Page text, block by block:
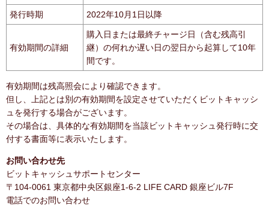
発行時期 2022年10月1日以降
有効期間の詳細
購入日または最終チャージ日（含む残高引
継）の何れか遅い日の翌日から起算して10年
間です。
有効期間は残高照会により確認できます。
但し、上記とは別の有効期間を設定させていただくビットキャッシ
ュを発行する場合がございます。
その場合は、具体的な有効期間を当該ビットキャッシュ発行時に交
付する書面等に表示いたします。
お問い合わせ先
ビットキャッシュサポートセンター
〒104-0061 東京都中央区銀座1-6-2 LIFE CARD 銀座ビル7F
電話でのお問い合わせ